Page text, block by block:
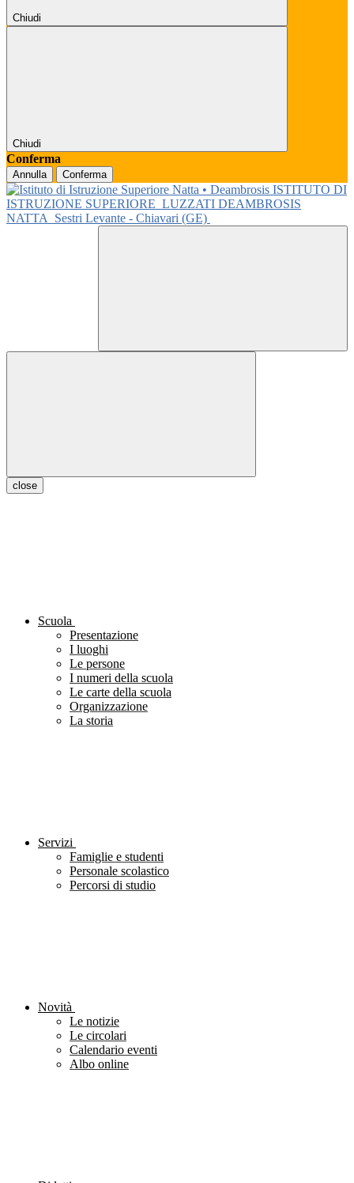
Chiudi
Chiudi
Conferma
Annulla Conferma
ISTITUTO DI
ISTRUZIONE SUPERIORE LUZZATI DEAMBROSIS
NATTA
Sestri Levante - Chiavari (GE)
close
Scuola
Presentazione
I luoghi
Le persone
I numeri della scuola
Le carte della scuola
Organizzazione
La storia
Servizi
Famiglie e studenti
Personale scolastico
Percorsi di studio
Novità
Le notizie
Le circolari
Calendario eventi
Albo online